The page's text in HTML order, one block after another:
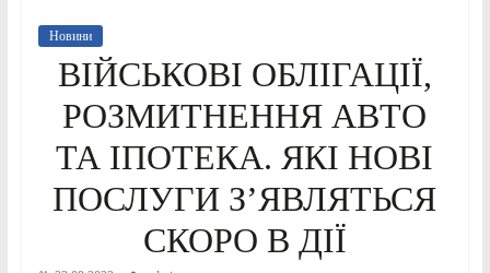
Новини
ВІЙСЬКОВІ ОБЛІГАЦІЇ,
РОЗМИТНЕННЯ АВТО
ТА ІПОТЕКА. ЯКІ НОВІ
ПОСЛУГИ З’ЯВЛЯТЬСЯ
СКОРО В ДІЇ